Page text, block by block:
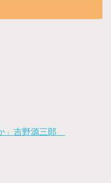
」吉野源三郎